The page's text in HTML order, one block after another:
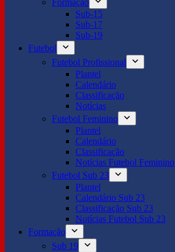
Formação
Sub-15
Sub-17
Sub-19
Futebol
Futebol Profissional
Plantel
Calendário
Classificação
Notícias
Futebol Feminino
Plantel
Calendário
Classificação
Notícias Futebol Feminino
Futebol Sub 23
Plantel
Calendário Sub 23
Classificação Sub 23
Notícias Futebol Sub 23
Formação
Sub 19